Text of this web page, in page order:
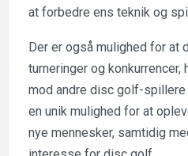
at forbedre ens teknik og
Der er også mulighed for at
turneringer og konkurrencer,
mod andre disc golf-
en unik mulighed for at
nye mennesker, samtidig